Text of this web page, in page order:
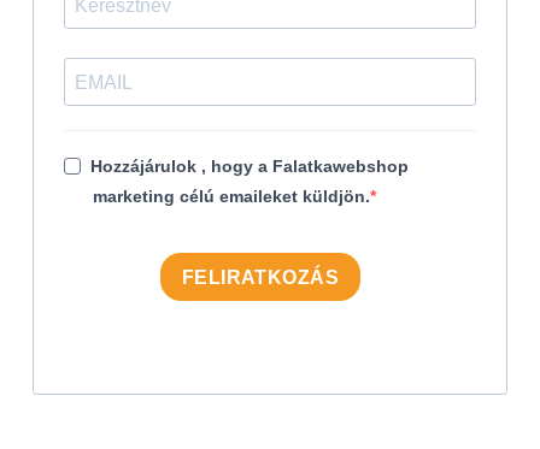
Hozzájárulok , hogy a Falatkawebshop
marketing célú emaileket küldjön.
FELIRATKOZÁS